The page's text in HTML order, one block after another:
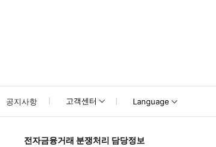
공지사항 고객센터 Language
전자금융거래 분쟁처리 담당정보